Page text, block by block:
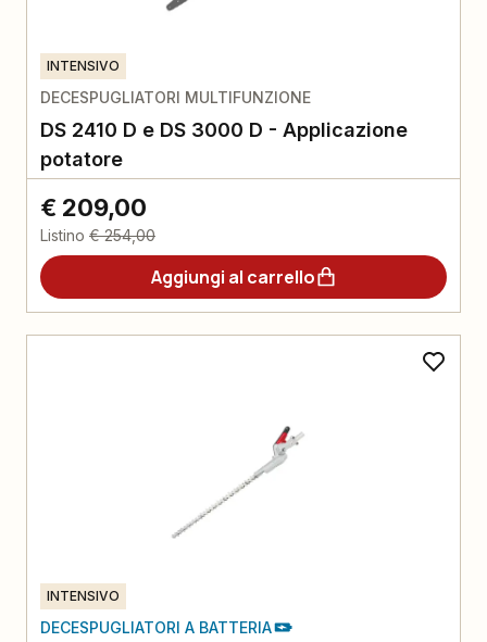
INTENSIVO
DECESPUGLIATORI MULTIFUNZIONE
DS 2410 D e DS 3000 D - Applicazione
potatore
€ 209,00
Listino € 254,00
Aggiungi al carrello
INTENSIVO
DECESPUGLIATORI A BATTERIA